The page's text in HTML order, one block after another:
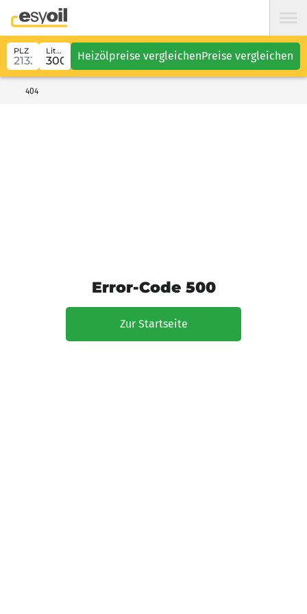
PLZ Liter Heizölpreise vergleichenPreise vergleichen
404
Error-Code 500
Zur Startseite